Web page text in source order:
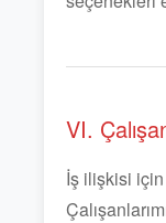
VI.
İş ilişkisi